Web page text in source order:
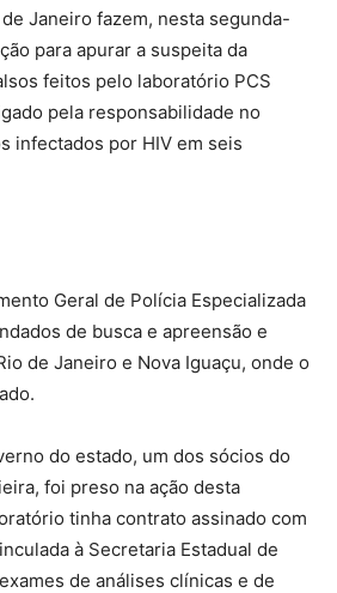
Janeiro fazem, nesta segunda-
para apurar a suspeita da
feitos pelo laboratório PCS
pela responsabilidade no
infectados por HIV em seis
Geral de Polícia Especializada
de busca e apreensão e
de Janeiro e Nova Iguaçu, onde o
do estado, um dos sócios do
foi preso na ação desta
tinha contrato assinado com
à Secretaria Estadual de
de análises clínicas e de